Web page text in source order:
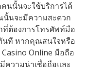
นนั้นจะใช้บริการได้
นจะมีความสะดวก
ที่ต้องการโทรศัพท์มือ
นที หากคุณสนใจหรือ
Online มือถือ
ความน่าเชื่อถือและ